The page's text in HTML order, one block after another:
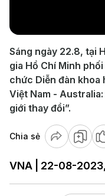
Sáng ngày 22.8, tại
gia Hồ Chí Minh
chức Diễn đàn khoa
Việt Nam -
giới thay đổi”.
Chia sẻ
VNA | 22-08-